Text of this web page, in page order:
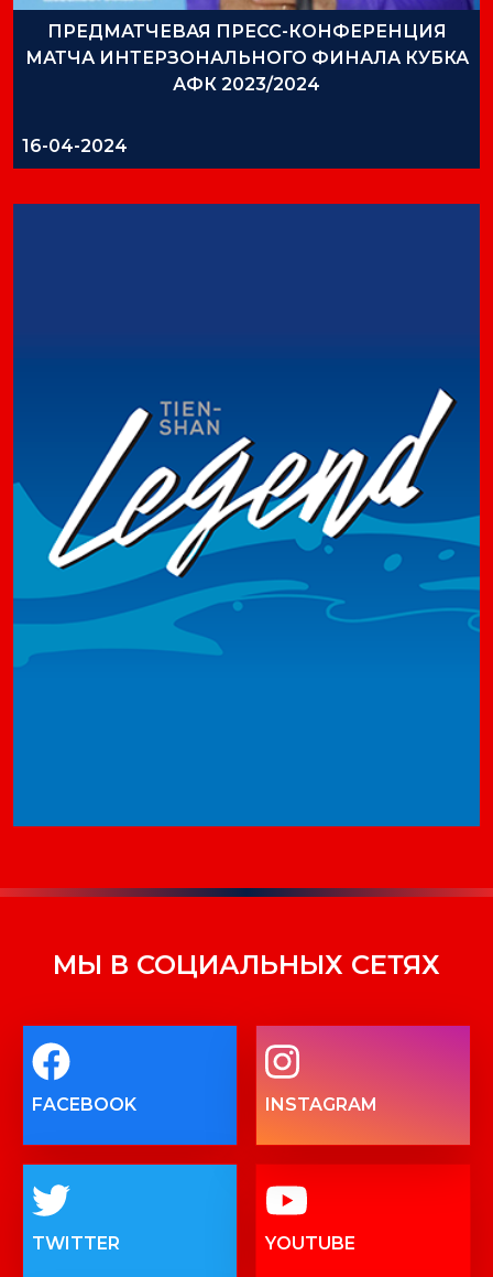
ПРЕДМАТЧЕВАЯ ПРЕСС-КОНФЕРЕНЦИЯ
МАТЧА ИНТЕРЗОНАЛЬНОГО ФИНАЛА КУБКА
АФК 2023/2024
16-04-2024
МЫ В СОЦИАЛЬНЫХ СЕТЯХ
FACEBOOK INSTAGRAM
TWITTER YOUTUBE